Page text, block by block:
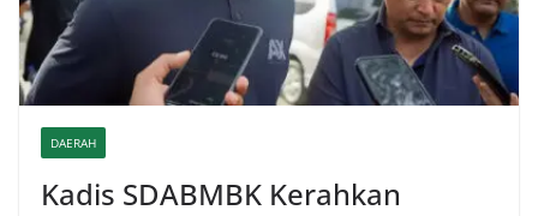
DAERAH
Kadis SDABMBK Kerahkan